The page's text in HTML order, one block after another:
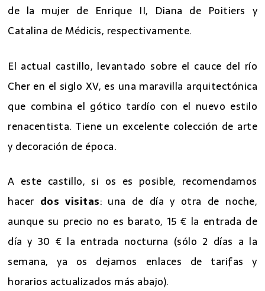
de la mujer de Enrique II, Diana de Poitiers y
Catalina de Médicis, respectivamente.
El actual castillo, levantado sobre el cauce del río
Cher en el siglo XV, es una maravilla arquitectónica
que combina el gótico tardío con el nuevo estilo
renacentista. Tiene un excelente colección de arte
y decoración de época.
A este castillo, si os es posible, recomendamos
hacer dos visitas: una de día y otra de noche,
aunque su precio no es barato, 15 € la entrada de
día y 30 € la entrada nocturna (sólo 2 días a la
semana, ya os dejamos enlaces de tarifas y
horarios actualizados más abajo).